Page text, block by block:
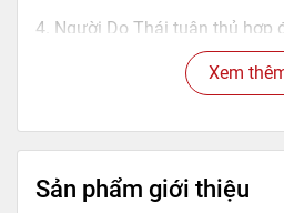
4. Người Do Thái tuân thủ hợp
5. Người Do Thái chú ý đến từ
mẹ Do Thái đã chú trọng nuôi
Xem
Sản phẩm giới thiệu